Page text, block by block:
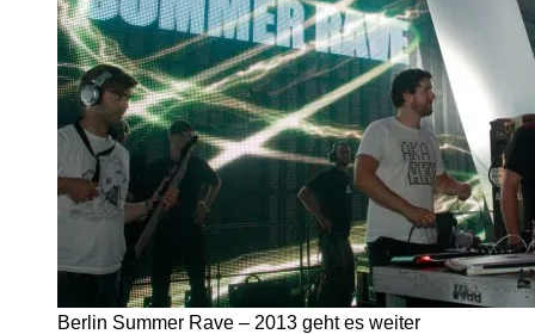
Berlin Summer Rave – 2013 geht es weiter